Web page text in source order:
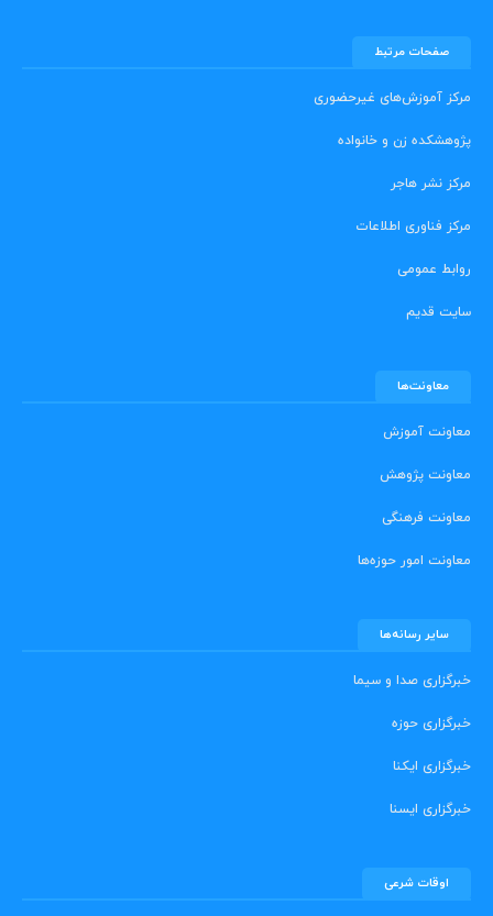
صفحات مرتبط
مرکز آموزش‌های غیرحضوری
پژوهشکده زن و خانواده
مرکز نشر هاجر
مرکز فناوری اطلاعات
روابط عمومی
سایت قدیم
معاونت‌ها
معاونت آموزش
معاونت پژوهش
معاونت فرهنگی
معاونت امور حوزه‌ها
سایر رسانه‌ها
خبرگزاری صدا و سیما
خبرگزاری حوزه
خبرگزاری ایکنا
خبرگزاری ایسنا
اوقات شرعی